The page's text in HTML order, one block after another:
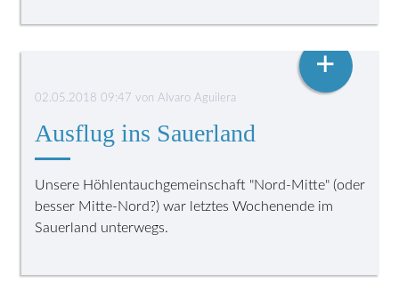
02.05.2018 09:47 vonAlvaro Aguilera
Ausflug ins Sauerland
Unsere Höhlentauchgemeinschaft "Nord-Mitte" (oder
besser Mitte-Nord?) war letztes Wochenende im
Sauerland unterwegs.
+